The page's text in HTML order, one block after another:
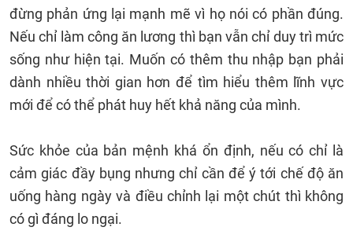
đừng phản ứng lại mạnh mẽ vì họ nói có phần đúng.
Nếu chỉ làm công ăn lương thì bạn vẫn chỉ duy trì mức
sống như hiện tại. Muốn có thêm thu nhập bạn phải
dành nhiều thời gian hơn để tìm hiểu thêm lĩnh vực
mới để có thể phát huy hết khả năng của mình.
Sức khỏe của bản mệnh khá ổn định, nếu có chỉ là
cảm giác đầy bụng nhưng chỉ cần để ý tới chế độ ăn
uống hàng ngày và điều chỉnh lại một chút thì không
có gì đáng lo ngại.